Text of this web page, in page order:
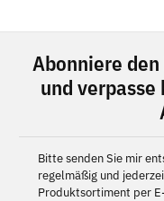
Abonniere
und
Bitte senden Sie mir
regelmäßig und
Produktsortiment per